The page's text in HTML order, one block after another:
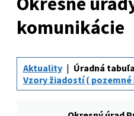
komunikácie
Aktuality Úradná tabuľa
Vzory žiadostí (